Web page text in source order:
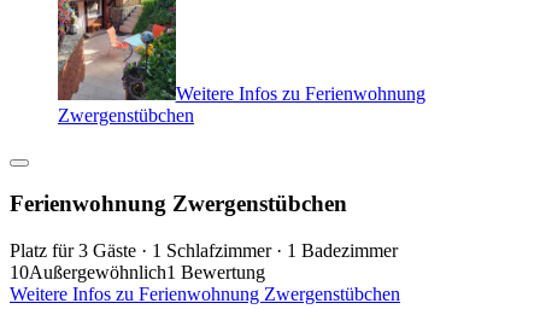
Weitere Infos zu Ferienwohnung
Zwergenstübchen
Ferienwohnung Zwergenstübchen
Platz für 3 Gäste · 1 Schlafzimmer · 1 Badezimmer
10Außergewöhnlich1 Bewertung
Weitere Infos zu Ferienwohnung Zwergenstübchen